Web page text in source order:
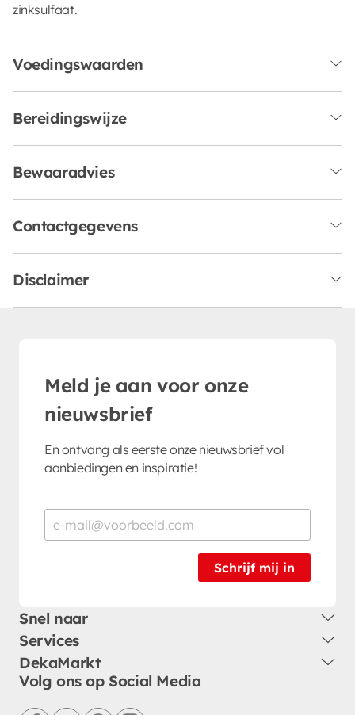
zinksulfaat.
Voedingswaarden
Bereidingswijze
Bewaaradvies
Contactgegevens
Disclaimer
Meld je aan voor onze
nieuwsbrief
En ontvang als eerste onze nieuwsbrief vol
aanbiedingen en inspiratie!
Schrijf mij in
Snel naar
Services
DekaMarkt
Volg ons op Social Media